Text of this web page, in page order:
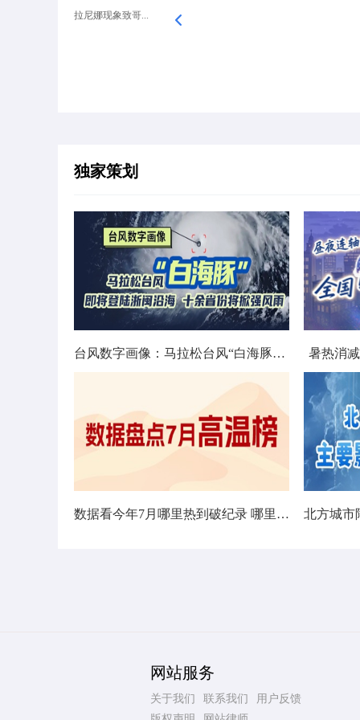
拉尼娜现象致哥...
独家策划
台风数字画像：马拉松台风“白海豚”将影响十余省份 暑热消
数据看今年7月哪里热到破纪录 哪里暑热连轴转
网站服务
关于我们 联系我们
用户反馈